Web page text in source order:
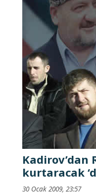
Kadirov’dan
kurtaracak
30 Ocak 2009, 23:57